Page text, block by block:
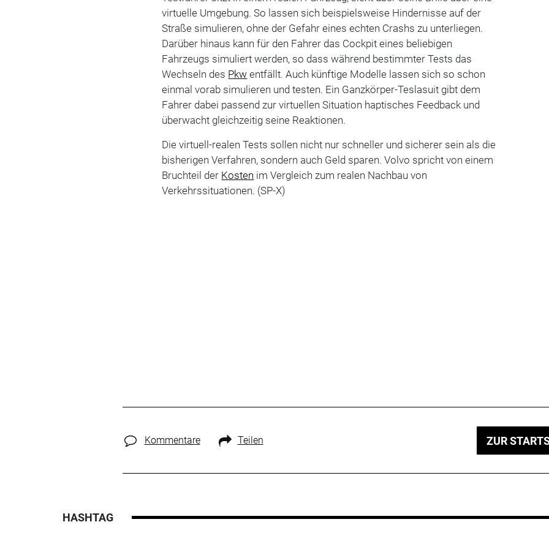
virtuelle Umgebung. So lassen sich beispielsweise Hindernisse auf der
Straße simulieren, ohne der Gefahr eines echten Crashs zu unterliegen.
Darüber hinaus kann für den Fahrer das Cockpit eines beliebigen
Fahrzeugs simuliert werden, so dass während bestimmter Tests das
Wechseln des Pkw entfällt. Auch künftige Modelle lassen sich so schon
einmal vorab simulieren und testen. Ein Ganzkörper-Teslasuit gibt dem
Fahrer dabei passend zur virtuellen Situation haptisches Feedback und
überwacht gleichzeitig seine Reaktionen.
Die virtuell-realen Tests sollen nicht nur schneller und sicherer sein als die
bisherigen Verfahren, sondern auch Geld sparen. Volvo spricht von einem
Bruchteil der Kosten im Vergleich zum realen Nachbau von
Verkehrssituationen. (SP-X)
Kommentare Teilen ZUR
HASHTAG